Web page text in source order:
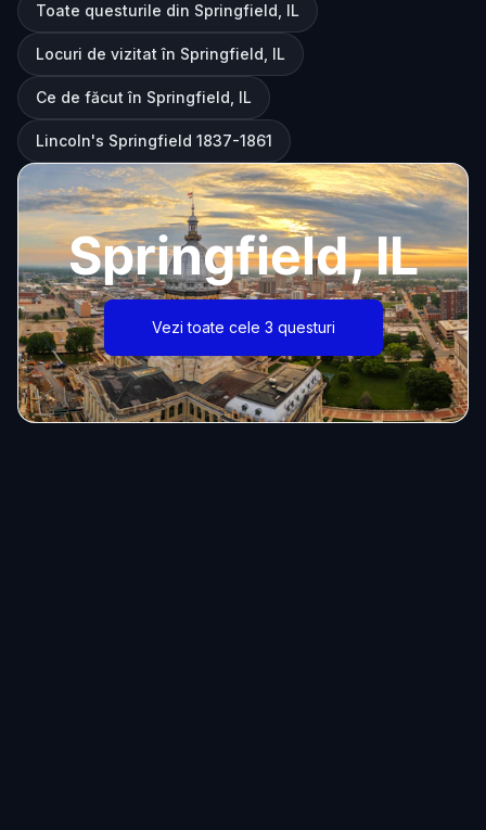
Toate questurile din Springfield, IL
Locuri de vizitat în Springfield, IL
Ce de făcut în Springfield, IL
Lincoln's Springfield 1837-1861
Springfield, IL
Vezi toate cele 3 questuri